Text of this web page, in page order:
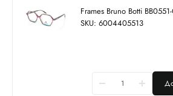
Frames Bruno Botti
SKU: 6004405513